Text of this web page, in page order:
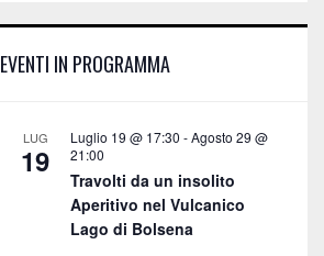
o
C
EVENTI IN PROGRAMMA
LUG
19
Luglio 19 @ 17:30 -Agosto 29 @
21:00
Travolti da un insolito
Aperitivo nel Vulcanico
Lago di Bolsena